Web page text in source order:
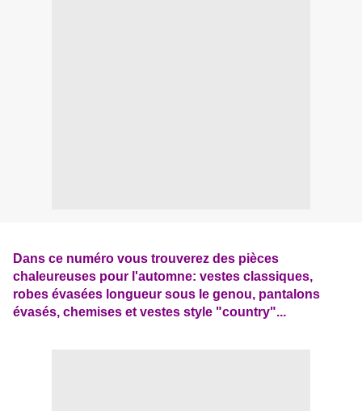
Dans ce numéro vous trouverez des pièces
chaleureuses pour l'automne: vestes classiques,
robes évasées longueur sous le genou, pantalons
évasés, chemises et vestes style "country"...